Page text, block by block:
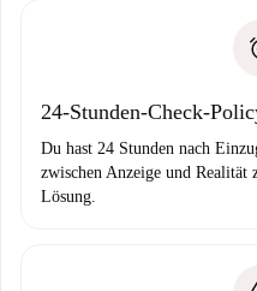
24-Stunden-Check-
Du hast 24 Stunden nach
zwischen Anzeige und
Lösung.